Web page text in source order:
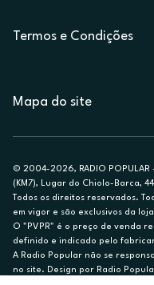
Termos e Condições
Mapa do site
© 2004-2026, RADIO POPULAR
(KM7), Lugar do Chiolo-Barca,
Todos os direitos reservados.
em vigor e são exclusivos da
O "PVPR" é o preço de venda
definido e indicado pelo
A Radio Popular não se
no site. Design por Radio